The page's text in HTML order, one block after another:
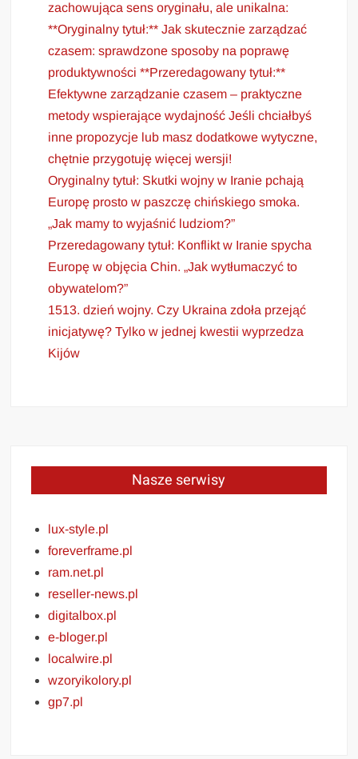
zachowująca sens oryginału, ale unikalna:
**Oryginalny tytuł:** Jak skutecznie zarządzać
czasem: sprawdzone sposoby na poprawę
produktywności **Przeredagowany tytuł:**
Efektywne zarządzanie czasem – praktyczne
metody wspierające wydajność Jeśli chciałbyś
inne propozycje lub masz dodatkowe wytyczne,
chętnie przygotuję więcej wersji!
Oryginalny tytuł: Skutki wojny w Iranie pchają
Europę prosto w paszczę chińskiego smoka.
„Jak mamy to wyjaśnić ludziom?”
Przeredagowany tytuł: Konflikt w Iranie spycha
Europę w objęcia Chin. „Jak wytłumaczyć to
obywatelom?”
1513. dzień wojny. Czy Ukraina zdoła przejąć
inicjatywę? Tylko w jednej kwestii wyprzedza
Kijów
Nasze serwisy
lux-style.pl
foreverframe.pl
ram.net.pl
reseller-news.pl
digitalbox.pl
e-bloger.pl
localwire.pl
wzoryikolory.pl
gp7.pl